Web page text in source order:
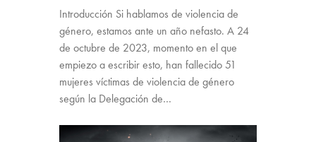
Introducción Si hablamos de violencia de
género, estamos ante un año nefasto. A 24
de octubre de 2023, momento en el que
empiezo a escribir esto, han fallecido 51
mujeres víctimas de violencia de género
según la Delegación de…